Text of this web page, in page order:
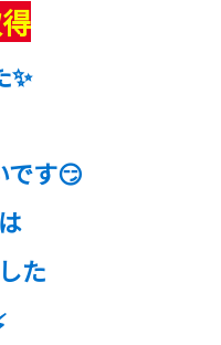
✨
です😏
た